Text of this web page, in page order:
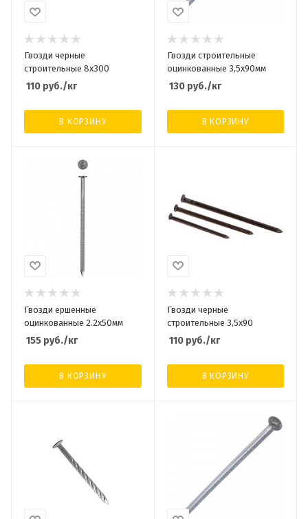
Гвозди черные
строительные 8х300
110 руб./кг
В КОРЗИНУ
Гвозди строительные
оцинкованные 3,5х90мм
130руб./кг
В КОРЗИНУ
Гвозди ершенные
оцинкованные 2.2х50мм
155 руб./кг
В КОРЗИНУ
Гвозди черные
строительные 3,5х90
110руб./кг
В КОРЗИНУ